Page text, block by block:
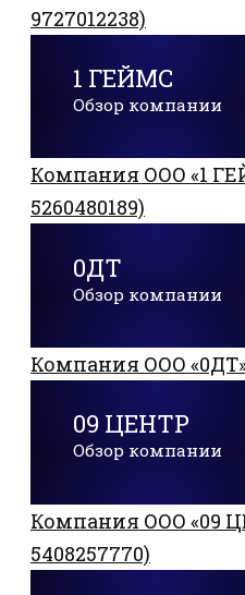
9727012238)
1 ГЕЙМС
Обзор компании
Компания ООО «1
5260480189)
0ДТ
Обзор компании
Компания ООО
09 ЦЕНТР
Обзор компании
Компания ООО «09
5408257770)